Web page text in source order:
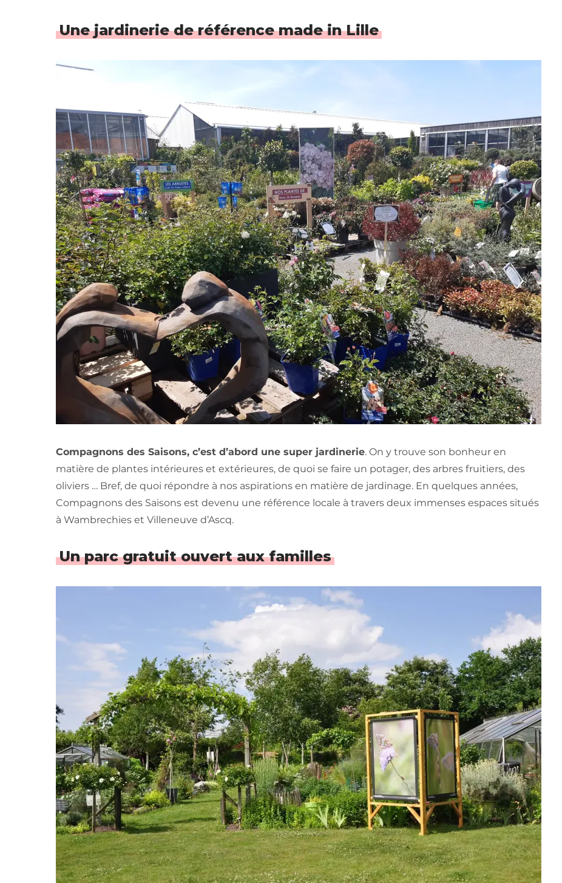
Une jardinerie de référence made in Lille
Compagnons des Saisons, c’est d’abord une super jardinerie. On y trouve son bonheur en
matière de plantes intérieures et extérieures, de quoi se faire un potager, des arbres fruitiers, des
oliviers … Bref, de quoi répondre à nos aspirations en matière de jardinage. En quelques années,
Compagnons des Saisons est devenu une référence locale à travers deux immenses espaces situés
à Wambrechies et Villeneuve d’Ascq.
Un parc gratuit ouvert aux familles